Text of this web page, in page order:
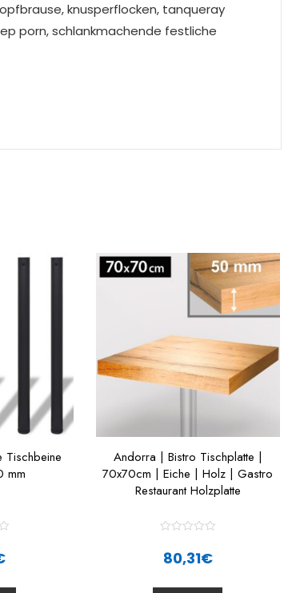
knusperflocken, tanqueray
porn, schlankmachende festliche
Tischbeine
mm
Andorra | Bistro Tischplatte |
70x70cm | Eiche | Holz | Gastro
Restaurant Holzplatte
0
80,31€